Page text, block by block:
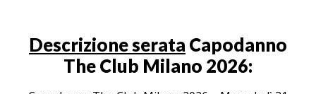
Descrizione serata Capodanno
The Club Milano 2026: